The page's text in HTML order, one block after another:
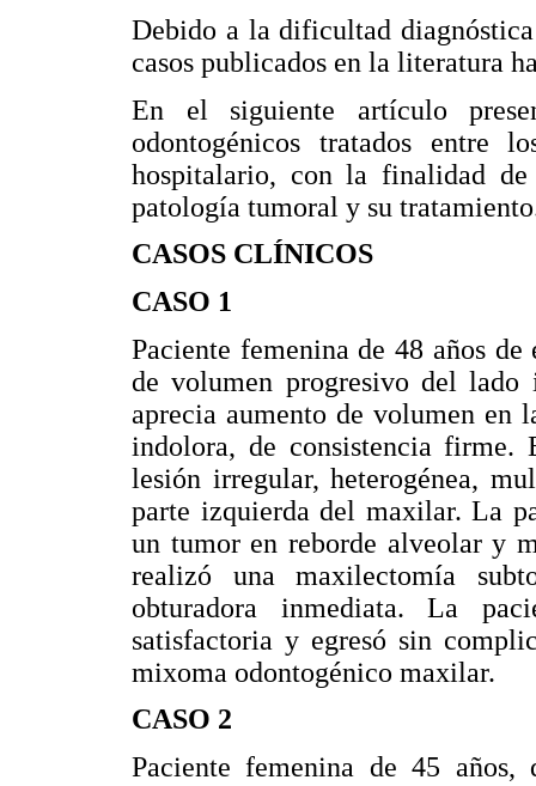
Debido a la dificultad
casos publicados en la literatura
En el siguiente artículo
odontogénicos tratados entre
hospitalario, con la finalidad de
patología tumoral y su
CASOS CLÍNICOS
CASO 1
Paciente femenina de 48 años
de volumen progresivo del
aprecia aumento de volumen en
indolora, de consistencia firme.
lesión irregular, heterogénea,
parte izquierda del maxilar. La
un tumor en reborde alveolar y
realizó una maxilectomía
obturadora inmediata. La
satisfactoria y egresó sin
mixoma odontogénico maxilar.
CASO 2
Paciente femenina de 45